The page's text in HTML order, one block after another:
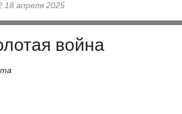
18 апреля 2025
война